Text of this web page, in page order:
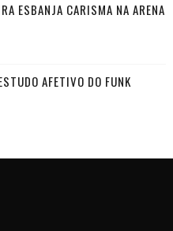
ESBANJA CARISMA NA ARENA
AFETIVO DO FUNK